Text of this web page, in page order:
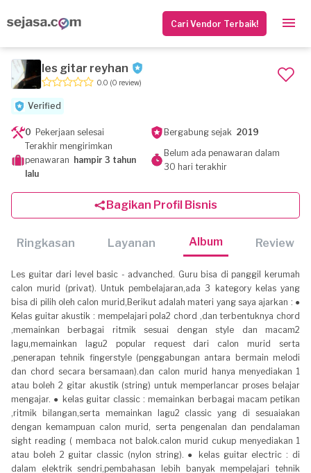
Cari Vendor Terbaik!
les gitar reyhan
0.0 (0 review)
Verified
0 Pekerjaan selesai Bergabung sejak 2019
Terakhir mengirimkan
penawaran hampir 3 tahun
lalu
Belum ada penawaran dalam
30 hari terakhir
Bagikan Profil Bisnis
Ringkasan Layanan Album Review
Les guitar dari level basic - advanched. Guru bisa di panggil kerumah
calon murid (privat). Untuk pembelajaran,ada 3 kategory kelas yang
bisa di pilih oleh calon murid,Berikut adalah materi yang saya ajarkan : ●
Kelas guitar akustik : mempelajari pola2 chord ,dan terbentuknya chord
,memainkan berbagai ritmik sesuai dengan style dan macam2
lagu,memainkan lagu2 popular request dari calon murid serta
,penerapan tehnik fingerstyle (penggabungan antara bermain melodi
dan chord secara bersamaan).dan calon murid hanya menyediakan 1
atau boleh 2 gitar akustik (string) untuk memperlancar proses belajar
mengajar. ● kelas guitar classic : memainkan berbagai macam petikan
,ritmik bilangan,serta memainkan lagu2 classic yang di sesuaiakan
dengan kemampuan calon murid, serta pengenalan dan pendalaman
sight reading ( membaca not balok.calon murid cukup menyediakan 1
atau boleh 2 guitar classic (nylon string). ● kelas guitar electric : di
dalam elektrik sendri,pembahasan lebih banyak mempelajari tehnik